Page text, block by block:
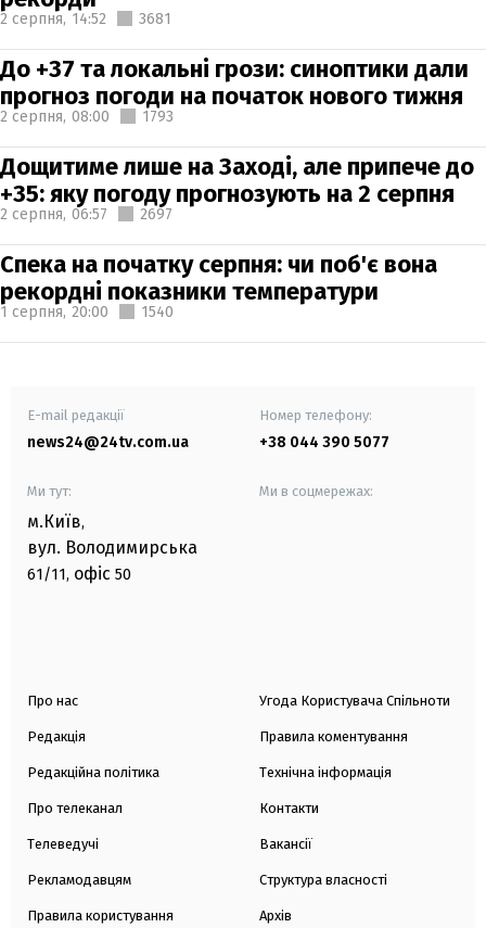
2 серпня, 14:52 3681
До +37 та локальні грози: синоптики дали
прогноз погоди на початок нового тижня
2 серпня, 08:00 1793
Дощитиме лише на Заході, але припече до
+35: яку погоду прогнозують на 2 серпня
2 серпня, 06:57 2697
Спека на початку серпня: чи поб'є вона
рекордні показники температури
1 серпня, 20:00 1540
E-mail редакції
news24@24tv.com.ua
Номер телефону:
+38 044 390 5077
Ми тут:
м.Київ,
вул. Володимирська
61/11, офіс 50
Ми в соцмережах:
Про нас
Редакція
Редакційна політика
Про телеканал
Телеведучі
Рекламодавцям
Правила користування
Угода Користувача Спільноти
Правила коментування
Технічна інформація
Контакти
Вакансії
Структура власності
Архів